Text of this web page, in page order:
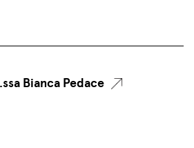
Bianca Pedace